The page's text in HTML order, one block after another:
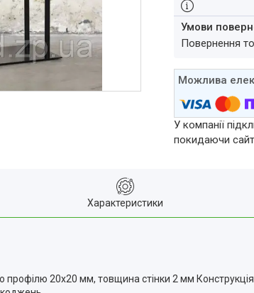
повернення
У компанії
покидаючи
Характеристики
профілю 20х20 мм, товщина стінки 2 мм